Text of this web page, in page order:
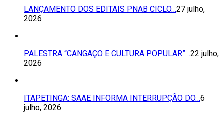
LANÇAMENTO DOS EDITAIS PNAB CICLO…27 julho,
2026
PALESTRA “CANGAÇO E CULTURA POPULAR”…22 julho,
2026
ITAPETINGA: SAAE INFORMA INTERRUPÇÃO DO…6
julho, 2026